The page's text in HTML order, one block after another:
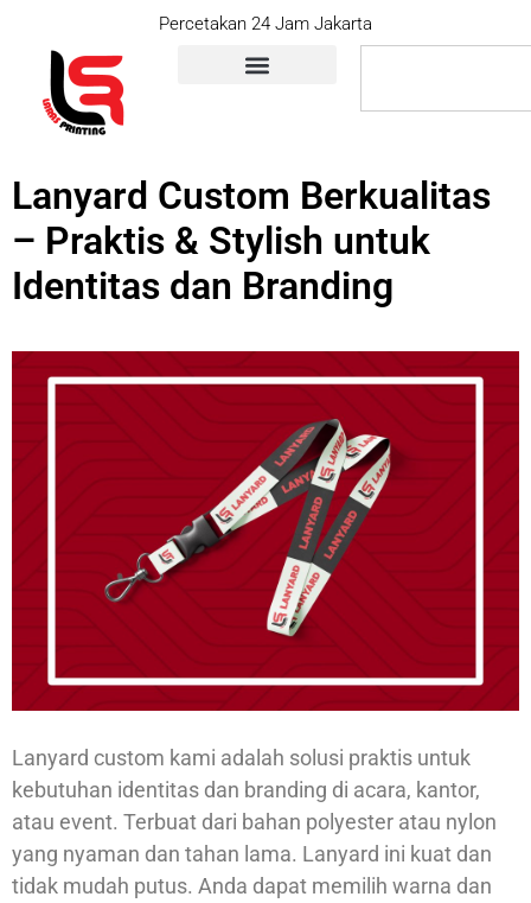
Percetakan 24 Jam Jakarta
Lanyard Custom Berkualitas
– Praktis & Stylish untuk
Identitas dan Branding
Lanyard custom kami adalah solusi praktis untuk
kebutuhan identitas dan branding di acara, kantor,
atau event. Terbuat dari bahan polyester atau nylon
yang nyaman dan tahan lama. Lanyard ini kuat dan
tidak mudah putus. Anda dapat memilih warna dan